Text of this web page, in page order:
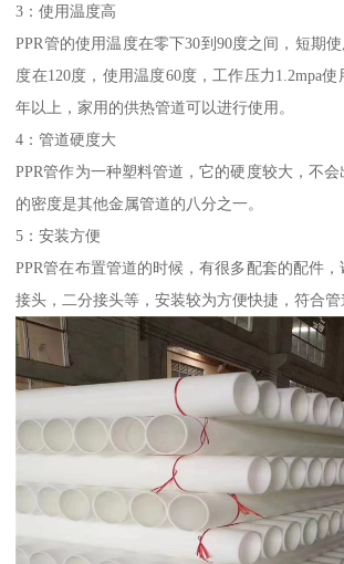
3：使用温度高
PPR管的使用温度在零下30到90度之间，短期
度在120度，使用温度60度，工作压力1.2mpa
年以上，家用的供热管道可以进行使用。
4：管道硬度大
PPR管作为一种塑料管道，它的硬度较大，不
的密度是其他金属管道的八分之一。
5：安装方便
PPR管在布置管道的时候，有很多配套的配件
接头，二分接头等，安装较为方便快捷，符合管